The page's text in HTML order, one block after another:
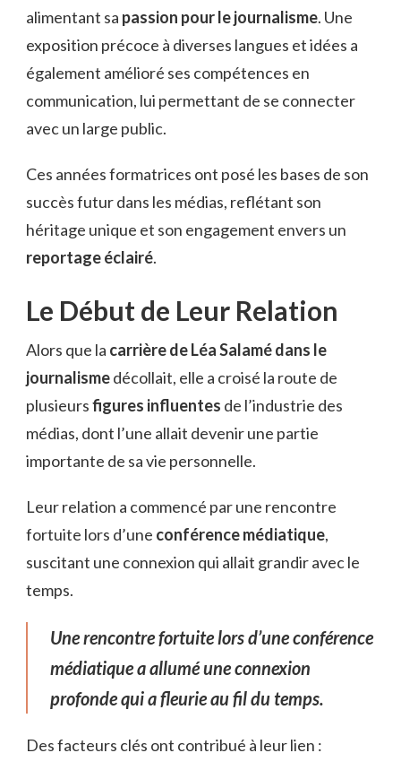
alimentant sa passion pour le journalisme. Une
exposition précoce à diverses langues et idées a
également amélioré ses compétences en
communication, lui permettant de se connecter
avec un large public.
Ces années formatrices ont posé les bases de son
succès futur dans les médias, reflétant son
héritage unique et son engagement envers un
reportage éclairé.
Le Début de Leur Relation
Alors que la carrière de Léa Salamé dans le
journalismedécollait, elle a croisé la route de
plusieursfigures influentes de l’industrie des
médias, dont l’une allait devenir une partie
importante de sa vie personnelle.
Leur relation a commencé par une rencontre
fortuite lors d’une conférence médiatique,
suscitant une connexion qui allait grandir avec le
temps.
Une rencontre fortuite lors d’une conférence
médiatique a allumé une connexion
profonde qui a fleurie au fil du temps.
Des facteurs clés ont contribué à leur lien :